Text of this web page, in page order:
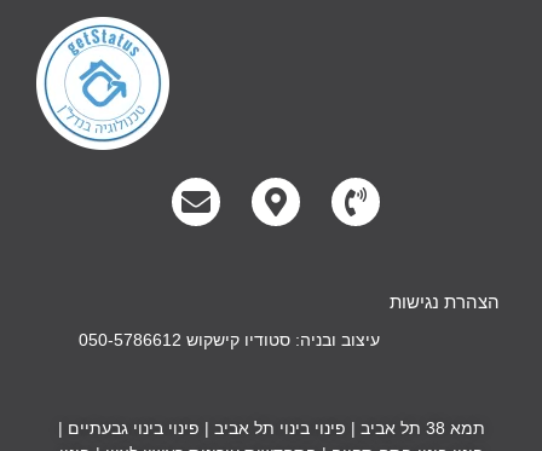
הצהרת נגישות
עיצוב ובניה: סטודיו קישקוש 050-5786612
תמא 38 תל אביב | פינוי בינוי תל אביב| פינוי בינוי גבעתיים |